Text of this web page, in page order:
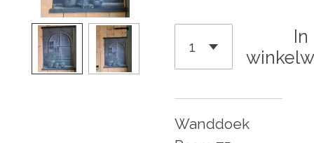
In
Wanddoek